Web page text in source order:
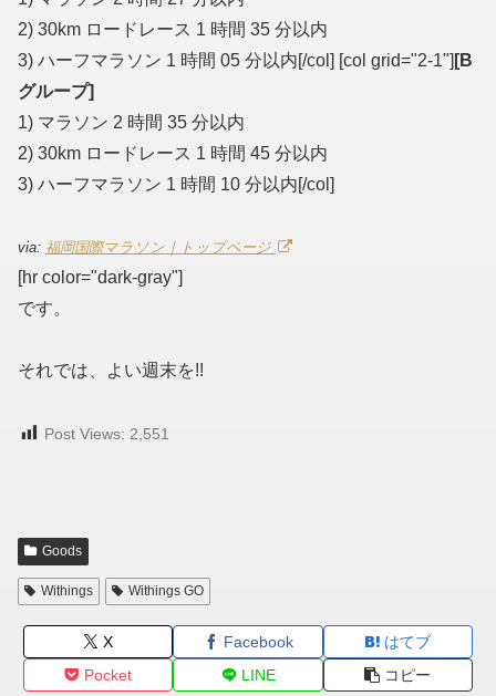
2) 30km ロードレース 1 時間 35 分以内
3) ハーフマラソン 1 時間 05 分以内[/col] [col grid="2-1"] [B
グループ]
1) マラソン 2 時間 35 分以内
2) 30km ロードレース 1 時間 45 分以内
3) ハーフマラソン 1 時間 10 分以内[/col]
via: 福岡国際マラソン｜トップページ
[hr color="dark-gray"]
です。
それでは、よい週末を!!
Post Views: 2,551
Goods
Withings Withings GO
X Facebook
はてブ
Pocket
LINE コピー